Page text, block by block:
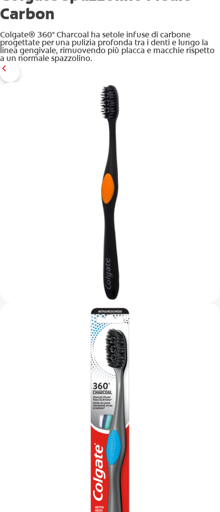
Carbon
Colgate® 360° Charcoal ha setole infuse di carbone
progettate per una pulizia profonda tra i denti e lungo la
linea gengivale, rimuovendo più placca e macchie rispetto
a un normale spazzolino.